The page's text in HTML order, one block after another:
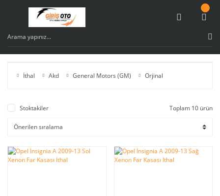
İthal Akd General Motors (GM) Orjinal
Stoktakiler Toplam 10 ürün